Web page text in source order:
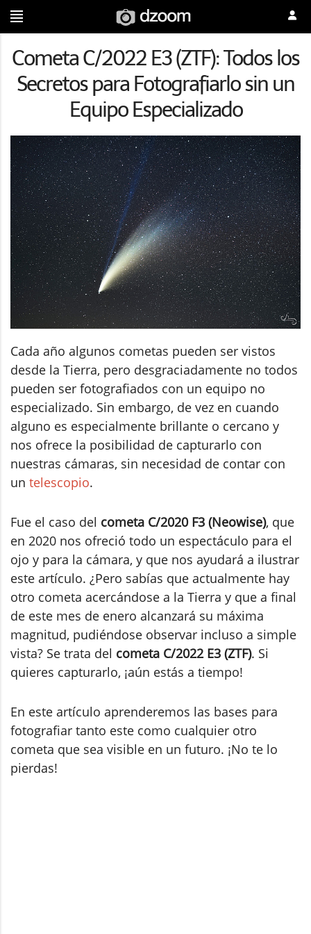
Cometa C/2022 E3 (ZTF): Todos los
Secretos para Fotografiarlo sin un
Equipo Especializado
Cada año algunos cometas pueden ser vistos
desde la Tierra, pero desgraciadamente no todos
pueden ser fotografiados con un equipo no
especializado. Sin embargo, de vez en cuando
alguno es especialmente brillante o cercano y
nos ofrece la posibilidad de capturarlo con
nuestras cámaras, sin necesidad de contar con
un telescopio.
Fue el caso del cometa C/2020 F3 (Neowise), que
en 2020 nos ofreció todo un espectáculo para el
ojo y para la cámara, y que nos ayudará a ilustrar
este artículo. ¿Pero sabías que actualmente hay
otro cometa acercándose a la Tierra y que a final
de este mes de enero alcanzará su máxima
magnitud, pudiéndose observar incluso a simple
vista? Se trata del cometa C/2022 E3 (ZTF). Si
quieres capturarlo, ¡aún estás a tiempo!
En este artículo aprenderemos las bases para
fotografiar tanto este como cualquier otro
cometa que sea visible en un futuro. ¡No te lo
pierdas!